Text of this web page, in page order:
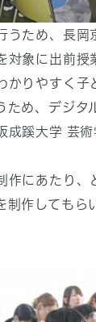
うため、長岡
対象に出前授
かりやすく子
ため、デジタ
成蹊大学 芸
作にあたり、
制作してもら